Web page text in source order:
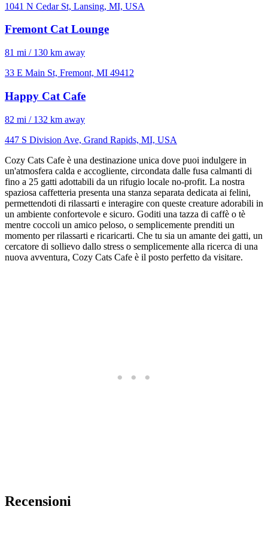
1041 N Cedar St, Lansing, MI, USA
Fremont Cat Lounge
81 mi / 130 km away
33 E Main St, Fremont, MI 49412
Happy Cat Cafe
82 mi / 132 km away
447 S Division Ave, Grand Rapids, MI, USA
Cozy Cats Cafe è una destinazione unica dove puoi indulgere in
un'atmosfera calda e accogliente, circondata dalle fusa calmanti di
fino a 25 gatti adottabili da un rifugio locale no-profit. La nostra
spaziosa caffetteria presenta una stanza separata dedicata ai felini,
permettendoti di rilassarti e interagire con queste creature adorabili in
un ambiente confortevole e sicuro. Goditi una tazza di caffè o tè
mentre coccoli un amico peloso, o semplicemente prenditi un
momento per rilassarti e ricaricarti. Che tu sia un amante dei gatti, un
cercatore di sollievo dallo stress o semplicemente alla ricerca di una
nuova avventura, Cozy Cats Cafe è il posto perfetto da visitare.
Recensioni